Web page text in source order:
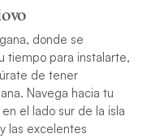
donde se
tiempo para instalarte,
de tener
Navega hacia tu
el lado sur de la isla
las excelentes